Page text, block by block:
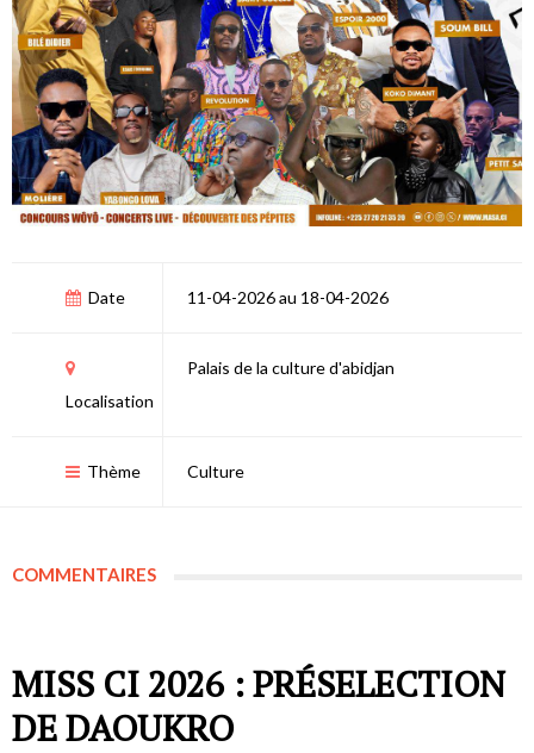
Date 11-04-2026 au 18-04-2026
Localisation
Palais de la culture d'abidjan
Thème Culture
COMMENTAIRES
MISS CI 2026 : PRÉSELECTION
DE DAOUKRO